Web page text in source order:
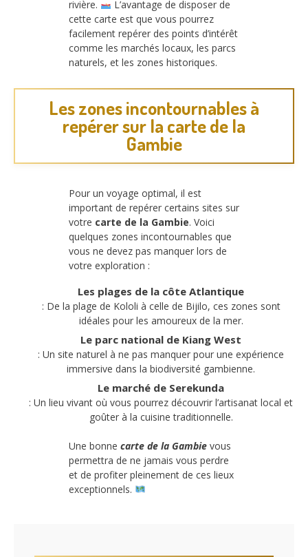
rivière.
L’avantage de disposer de
cette carte est que vous pourrez
facilement repérer des points d’intérêt
comme les marchés locaux, les parcs
naturels, et les zones historiques.
Les zones incontournables à
repérer sur la carte de la
Gambie
Pour un voyage optimal, il est
important de repérer certains sites sur
votre carte de la Gambie. Voici
quelques zones incontournables que
vous ne devez pas manquer lors de
votre exploration :
Les plages de la côte Atlantique
: De la plage de Kololi à celle de Bijilo, ces zones sont
idéales pour les amoureux de la mer.
Le parc national de Kiang West
: Un site naturel à ne pas manquer pour une expérience
immersive dans la biodiversité gambienne.
Le marché de Serekunda
: Un lieu vivant où vous pourrez découvrir l’artisanat local et
goûter à la cuisine traditionnelle.
Une bonne carte de la Gambie vous
permettra de ne jamais vous perdre
et de profiter pleinement de ces lieux
exceptionnels.